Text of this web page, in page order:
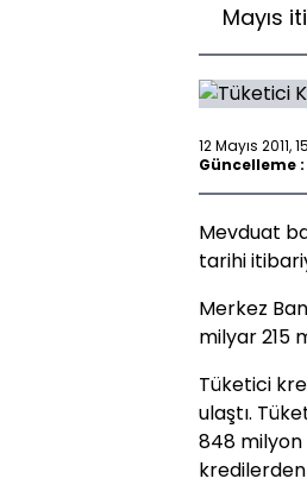
Mayıs
12 Mayıs 2011,
Güncelleme :
Mevduat
tarihi
Merkez
milyar 215
Tüketici
ulaştı.
848 milyon